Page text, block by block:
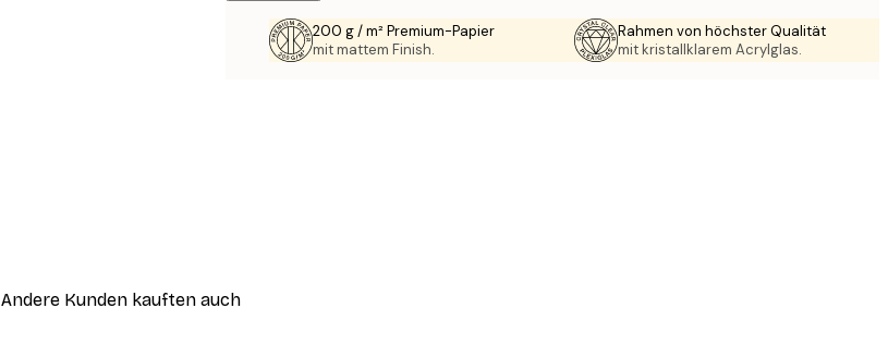
200 g / m² Premium-Papier
mit mattem Finish.
Rahmen von höchster Qualität
mit kristallklarem Acrylglas.
Andere Kunden kauften auch